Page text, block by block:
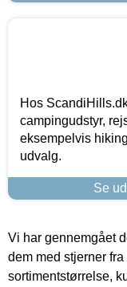
Hos
campingudstyr,
eksempelvis
udvalg.
Se
Vi har gennemgået
dem med stjerner
sortimentstørrelse,